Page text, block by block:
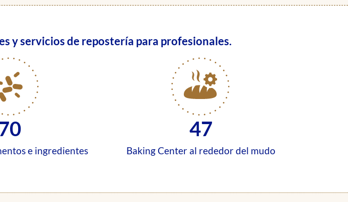
y servicios de repostería para profesionales.
e ingredientes Baking Center al rededor del mudo
47